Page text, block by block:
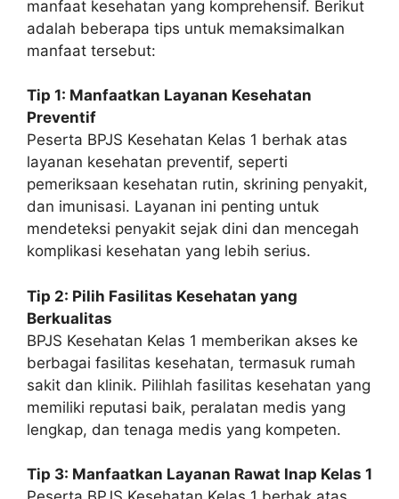
manfaat kesehatan yang komprehensif. Berikut
adalah beberapa tips untuk memaksimalkan
manfaat tersebut:
Tip 1: Manfaatkan Layanan Kesehatan
Preventif
Peserta BPJS Kesehatan Kelas 1 berhak atas
layanan kesehatan preventif, seperti
pemeriksaan kesehatan rutin, skrining penyakit,
dan imunisasi. Layanan ini penting untuk
mendeteksi penyakit sejak dini dan mencegah
komplikasi kesehatan yang lebih serius.
Tip 2: Pilih Fasilitas Kesehatan yang
Berkualitas
BPJS Kesehatan Kelas 1 memberikan akses ke
berbagai fasilitas kesehatan, termasuk rumah
sakit dan klinik. Pilihlah fasilitas kesehatan yang
memiliki reputasi baik, peralatan medis yang
lengkap, dan tenaga medis yang kompeten.
Tip 3: Manfaatkan Layanan Rawat Inap Kelas 1